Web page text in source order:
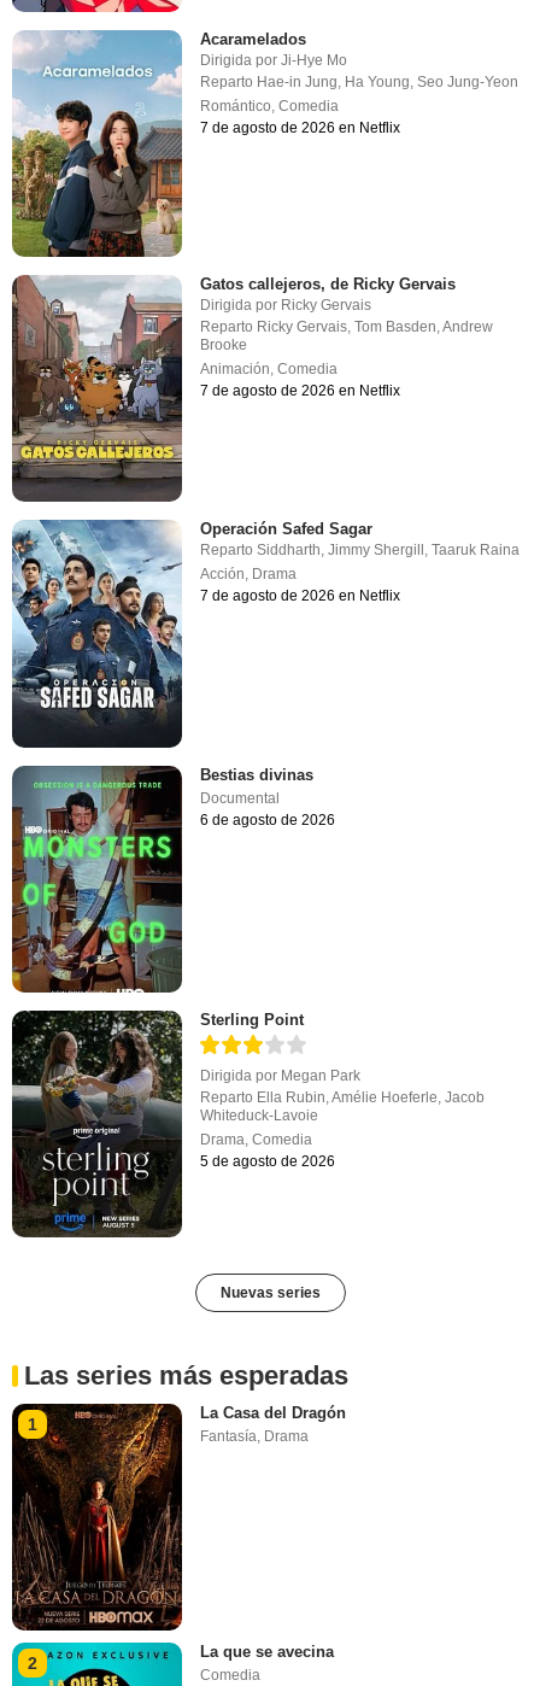
Acaramelados
Dirigida porJi-Hye Mo
Reparto Hae-in Jung Ha Young ,Seo Jung-Yeon
Romántico ,Comedia
7 de agosto de 2026 en Netflix
Gatos callejeros, de Ricky Gervais
Dirigida por Ricky Gervais
Reparto Ricky Gervais,Tom Basden,Andrew
Brooke
Animación,Comedia
7 de agosto de 2026 en Netflix
Operación Safed Sagar
RepartoSiddharth,Jimmy Shergill ,Taaruk Raina
Acción, Drama
7 de agosto de 2026 en Netflix
Bestias divinas
Documental
6 de agosto de 2026
Sterling Point
Dirigida por Megan Park
Reparto Ella Rubin,Amélie Hoeferle,Jacob
Whiteduck-Lavoie
Drama,Comedia
5 de agosto de 2026
Nuevas series
Las series más esperadas
1
La Casa del Dragón
Fantasía, Drama
2
La que se avecina
Comedia